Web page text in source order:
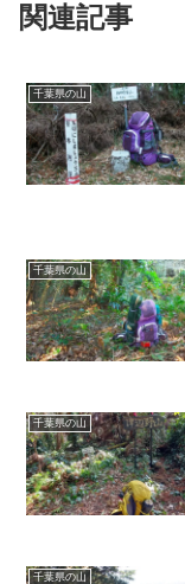
関連記事
千葉県の山
千葉県の山
千葉県の山
千葉県の山